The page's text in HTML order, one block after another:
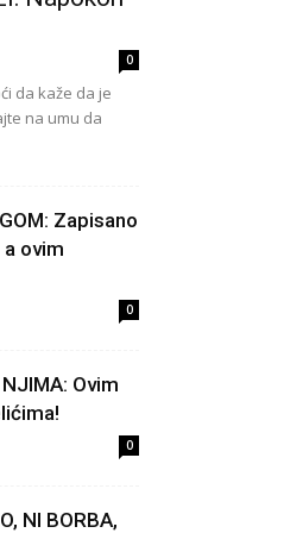
0
da kaže da je
na umu da
Zapisano
ovim
0
Ovim
0
NI BORBA,